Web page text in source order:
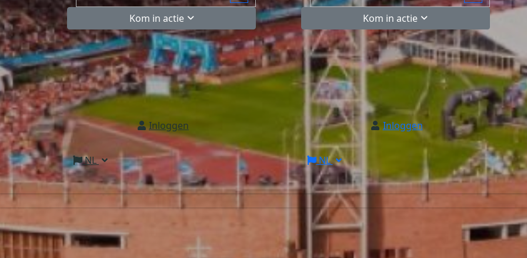
Kom in actie
Inloggen
NL
Kom in actie
Inloggen
NL